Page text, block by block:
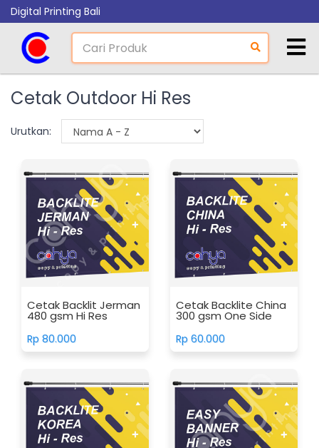
Digital Printing Bali
Cetak Outdoor Hi Res
Urutkan:
Cetak Backlit Jerman
480 gsm Hi Res
Rp 80.000
Cetak Backlite China
300 gsm One Side
Rp 60.000